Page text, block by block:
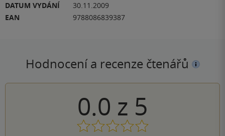
DATUM VYDÁNÍ
30.11.2009
EAN
9788086839387
Hodnocení a recenze čtenářů
0.0 z 5